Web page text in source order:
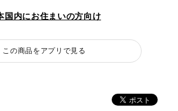
国内にお住まいの方向け
この商品をアプリで見る